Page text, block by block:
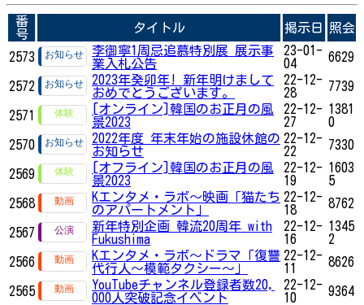
番
号
タイトル 掲示日 照会
2573
李御寧1周忌追慕特別展 展示事
業入札公告
23-01-
04
6629
2572
2023年癸卯年! 新年明けまして
おめでとうございます。
22-12-
28
7739
2571
[オンライン]韓国のお正月の風
景2023
22-12-
27
1381
0
2570
2022年度 年末年始の施設休館の
お知らせ
22-12-
22
7330
2569
[オフライン]韓国のお正月の風
景2023
22-12-
19
1603
5
2568
Kエンタメ・ラボ～映画「猫たち
のアパートメント」
22-12-
18
8762
2567
新年特別企画 韓流20周年 with
Fukushima
22-12-
16
1345
2
2566
Kエンタメ・ラボ～ドラマ「復讐
代行人～模範タクシー～」
22-12-
11
8626
2565
YouTubeチャンネル登録者数20,
000人突破記念イベント
22-12-
10
9364